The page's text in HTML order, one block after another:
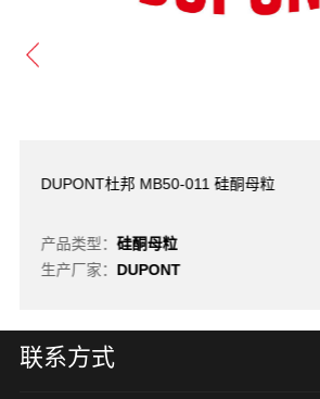
DUPONT杜邦 MB50-011 硅酮母粒
产品类型：硅酮母粒
生产厂家： DUPONT
联系方式